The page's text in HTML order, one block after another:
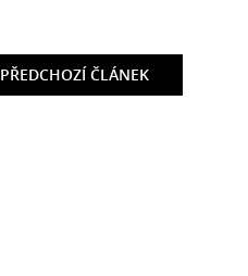
PŘEDCHOZÍČLÁNEK